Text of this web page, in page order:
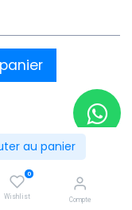
au panier
0
Wishlist Compte
nouveau en stock
tard